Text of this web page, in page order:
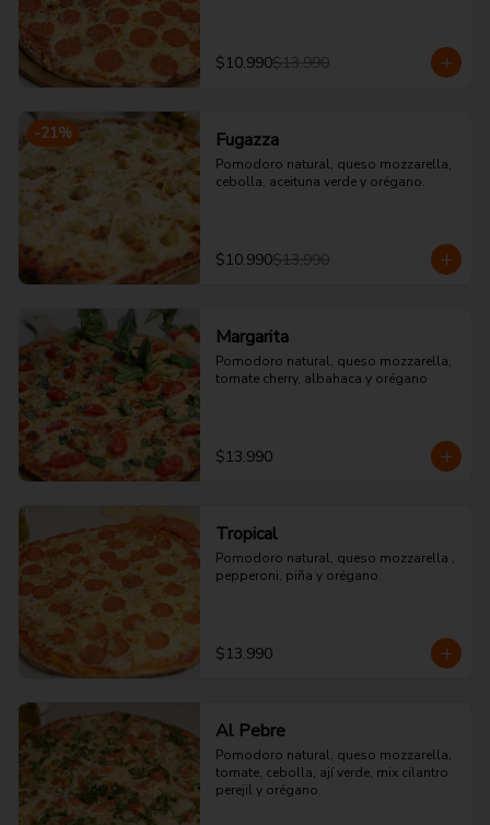
$10.990$13.990
-21% Fugazza
Pomodoro natural, queso mozzarella,
cebolla, aceituna verde y orégano.
$10.990$13.990
Margarita
Pomodoro natural, queso mozzarella,
tomate cherry, albahaca y orégano
$13.990
Tropical
Pomodoro natural, queso mozzarella ,
pepperoni, piña y orégano.
$13.990
Al Pebre
Pomodoro natural, queso mozzarella,
tomate, cebolla, ají verde, mix cilantro
perejil y orégano.